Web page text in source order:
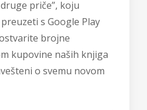
priče”, koju
s Google Play
brojne
kupovine naših knjiga
o svemu novom